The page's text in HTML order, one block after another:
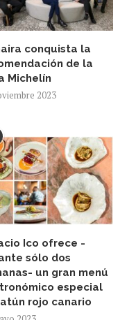
conquista la
de la
Michelín
2023
Ico ofrece -
sólo dos
un gran menú
especial
rojo canario